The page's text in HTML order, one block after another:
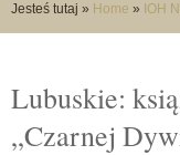
Jesteś tutaj » Home » IOH
Lubuskie:
„Czarnej